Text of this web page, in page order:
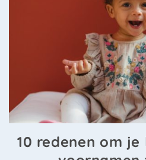
10 redenen om